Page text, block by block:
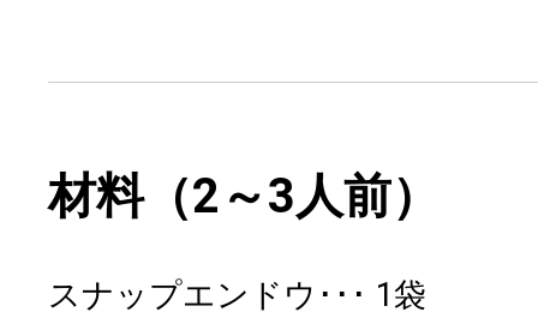
材料（2～3人前）
スナップエンドウ 1袋